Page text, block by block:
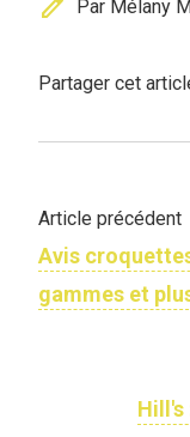
Par Mélany
Partager cet
Article précédent
Avis
gammes et
Hill's